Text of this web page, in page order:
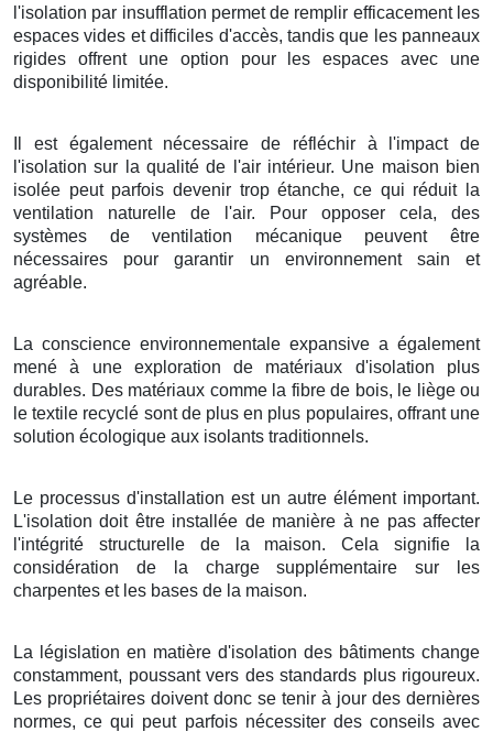
l'isolation par insufflation permet de remplir efficacement les
espaces vides et difficiles d'accès, tandis que les panneaux
rigides offrent une option pour les espaces avec une
disponibilité limitée.
Il est également nécessaire de réfléchir à l'impact de
l'isolation sur la qualité de l'air intérieur. Une maison bien
isolée peut parfois devenir trop étanche, ce qui réduit la
ventilation naturelle de l'air. Pour opposer cela, des
systèmes de ventilation mécanique peuvent être
nécessaires pour garantir un environnement sain et
agréable.
La conscience environnementale expansive a également
mené à une exploration de matériaux d'isolation plus
durables. Des matériaux comme la fibre de bois, le liège ou
le textile recyclé sont de plus en plus populaires, offrant une
solution écologique aux isolants traditionnels.
Le processus d'installation est un autre élément important.
L'isolation doit être installée de manière à ne pas affecter
l'intégrité structurelle de la maison. Cela signifie la
considération de la charge supplémentaire sur les
charpentes et les bases de la maison.
La législation en matière d'isolation des bâtiments change
constamment, poussant vers des standards plus rigoureux.
Les propriétaires doivent donc se tenir à jour des dernières
normes, ce qui peut parfois nécessiter des conseils avec